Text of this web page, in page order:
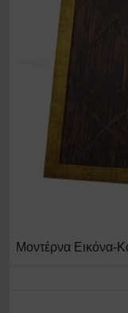
Μοντέρνα Εικόνα-